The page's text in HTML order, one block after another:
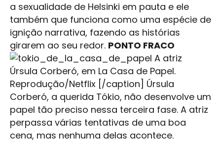
a sexualidade de Helsinki em pauta e ele
também que funciona como uma espécie de
ignição narrativa, fazendo as histórias
girarem ao seu redor. PONTO FRACO
A atriz
Úrsula Corberó, em La Casa de Papel.
Reprodução/Netflix [/caption] Úrsula
Corberó, a querida Tókio, não desenvolve um
papel tão preciso nessa terceira fase. A atriz
perpassa várias tentativas de uma boa
cena, mas nenhuma delas acontece.